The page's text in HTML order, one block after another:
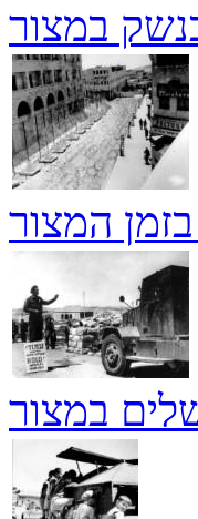
במצור
המצור
במצור